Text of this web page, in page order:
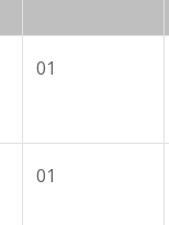
01
01